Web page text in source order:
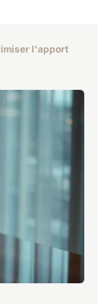
l'apport